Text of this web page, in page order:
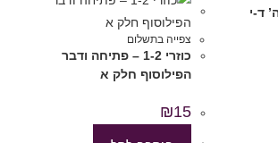
צפייה בתשלום
כוזרי 1-2 – פתיחה ודבר
הפילוסוף חלק א
₪15